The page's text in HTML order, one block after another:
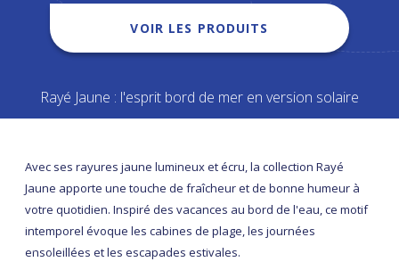
VOIR LES PRODUITS
Rayé Jaune : l'esprit bord de mer en version solaire
Avec ses rayures jaune lumineux et écru, la collection Rayé
Jaune apporte une touche de fraîcheur et de bonne humeur à
votre quotidien. Inspiré des vacances au bord de l'eau, ce motif
intemporel évoque les cabines de plage, les journées
ensoleillées et les escapades estivales.